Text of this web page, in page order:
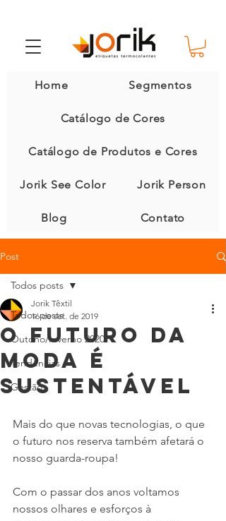
Home Segmentos
Catálogo de Cores
Catálogo de Produtos e Cores
Jorik See Color Jorik Person
Blog Contato
Post
Todos posts
Outono/Inverno 2020
Tendências
Gestão
Todos posts
O futuro da
moda é
sustentável
Jorik Têxtil
16 de set. de 2019
Mais do que novas tecnologias, o que
o futuro nos reserva também afetará o
nosso guarda-roupa!
Com o passar dos anos voltamos
nossos olhares e esforços à